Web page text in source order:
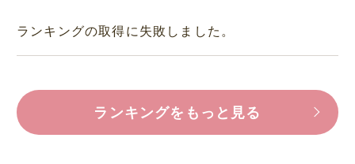
ランキングの取得に失敗しました。
ランキングをもっと見る